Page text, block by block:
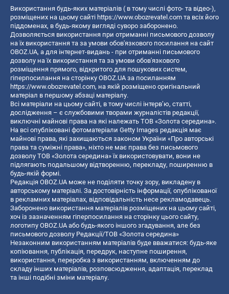
Використання будь-яких матеріалів ( в тому числі фото- та відео-),
розміщених на цьому сайті https://www.obozrevatel.com та всіх його
піддоменах, в будь-якому вигляді суворо заборонено.
Дозволяється використання при отриманні письмового дозволу
на їх використання та за умови обов'язкового посилання на сайт
OBOZ.UA, а для інтернет-видань - при отриманні письмового
дозволу на їх використання та за умови обов'язкового
розміщення прямого, відкритого для пошукових систем,
гіперпосилання на сторінку OBOZ.UA за посиланням
https://www.obozrevatel.com, на якій розміщено оригінальний
матеріал в першому абзаці матеріалу.
Всі матеріали на цьому сайті, в тому числі інтерв’ю, статті,
дослідження – є службовими творами журналістів редакції,
виключні майнові права на які належать ТОВ «Золота середина».
На всі опубліковані фотоматеріали Getty Images редакція має
майнові права, які захищаються законом України «Про авторські
права та суміжні права», ніхто не має права без письмового
дозволу ТОВ «Золота середина» їх використовувати, вони не
підлягають подальшому відтворенню, перекладу, поширенню в
будь-якій формі.
Редакція OBOZ.UA може не поділяти точку зору, викладену в
авторському матеріалі. За достовірність інформації, опублікованої
в рекламних матеріалах, відповідальність несе рекламодавець.
Заборонено використання матеріалів розміщених на цьому сайті,
хоч із зазначенням гіперпосилання на сторінку цього сайту,
логотипу OBOZ.UA або будь-якого іншого згадування, але без
письмового дозволу Редакції/ТОВ «Золота середина»
Незаконним використанням матеріалів буде вважатися: будь-яке
копiювання, публiкацiя, передрук, наступне поширення,
використання, переробка з використанням, включенням до
складу інших матеріалів, розповсюдження, адаптація, переклад
та інші подібні зміни матеріалу.